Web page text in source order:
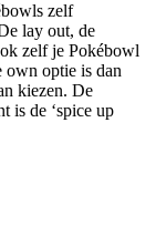
zelf
lay out, de
zelf je Pokébowl
own optie is dan
kiezen. De
is de ‘spice up